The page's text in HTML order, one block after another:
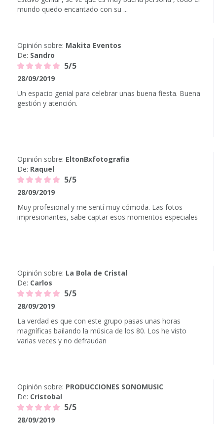
mundo quedo encantado con su ...
Opinión sobre: Makita Eventos
De: Sandro
5/5
28/09/2019
Un espacio genial para celebrar unas buena fiesta. Buena
gestión y atención.
Opinión sobre: EltonBxfotografia
De: Raquel
5/5
28/09/2019
Muy profesional y me sentí muy cómoda. Las fotos
impresionantes, sabe captar esos momentos especiales
Opinión sobre: La Bola de Cristal
De: Carlos
5/5
28/09/2019
La verdad es que con este grupo pasas unas horas
magníficas bailando la música de los 80. Los he visto
varias veces y no defraudan
Opinión sobre: PRODUCCIONES SONOMUSIC
De: Cristobal
5/5
28/09/2019